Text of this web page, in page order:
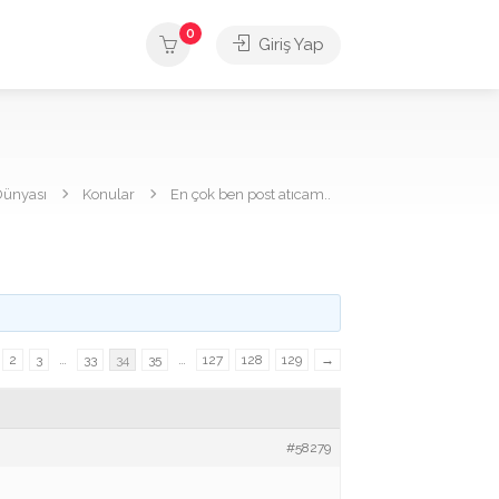
0
Giriş Yap
Konular En çok ben post atıcam..
2 3 … 33 34 35 … 127 128 129 →
#58279